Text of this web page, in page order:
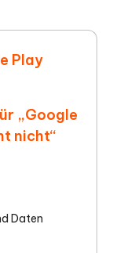
Play
„Google
nicht“
Daten